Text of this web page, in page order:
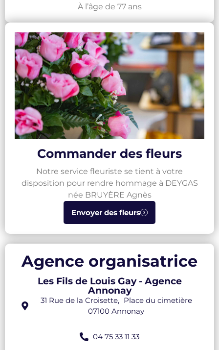
À l’âge de 77 ans
Commander des fleurs
Notre service fleuriste se tient à votre
disposition pour rendre hommage à DEYGAS
née BRUYÈRE Agnès
Envoyer des fleurs
Agence organisatrice
Les Fils de Louis Gay - Agence
Annonay
31 Rue de la Croisette, Place du cimetière
07100 Annonay
04 75 33 11 33